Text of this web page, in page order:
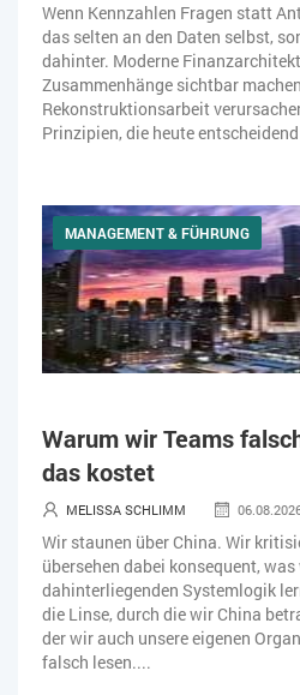
Wenn Kennzahlen Fragen statt
das selten an den Daten selbst,
dahinter. Moderne
Zusammenhänge sichtbar
Rekonstruktionsarbeit
Prinzipien, die heute
MANAGEMENT & FÜHRUNG
Warum wir Teams
das kostet
MELISSA SCHLIMM
Wir staunen über China. Wir
übersehen dabei konsequent,
dahinterliegenden Systemlogik
die Linse, durch die wir China
der wir auch unsere eigenen
falsch lesen....